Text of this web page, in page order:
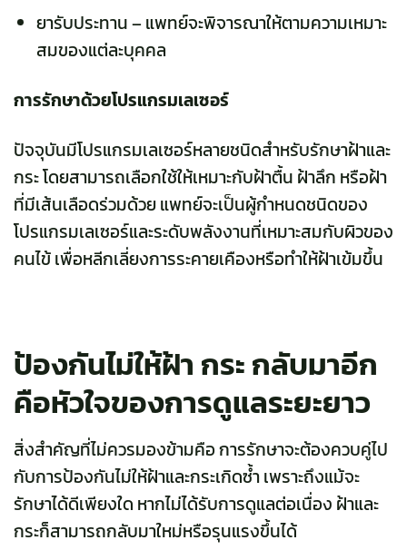
ยารับประทาน – แพทย์จะพิจารณาให้ตามความเหมาะ
สมของแต่ละบุคคล
การรักษาด้วยโปรแกรมเลเซอร์
ปัจจุบันมีโปรแกรมเลเซอร์หลายชนิดสำหรับรักษาฝ้าและ
กระ โดยสามารถเลือกใช้ให้เหมาะกับฝ้าตื้น ฝ้าลึก หรือฝ้า
ที่มีเส้นเลือดร่วมด้วย แพทย์จะเป็นผู้กำหนดชนิดของ
โปรแกรมเลเซอร์และระดับพลังงานที่เหมาะสมกับผิวของ
คนไข้ เพื่อหลีกเลี่ยงการระคายเคืองหรือทำให้ฝ้าเข้มขึ้น
ป้องกันไม่ให้ฝ้า กระ กลับมาอีก
คือหัวใจของการดูแลระยะยาว
สิ่งสำคัญที่ไม่ควรมองข้ามคือ การรักษาจะต้องควบคู่ไป
กับการป้องกันไม่ให้ฝ้าและกระเกิดซ้ำ เพราะถึงแม้จะ
รักษาได้ดีเพียงใด หากไม่ได้รับการดูแลต่อเนื่อง ฝ้าและ
กระก็สามารถกลับมาใหม่หรือรุนแรงขึ้นได้